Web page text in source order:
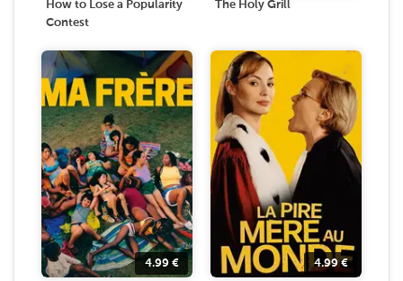
How to Lose a Popularity
Contest
The Holy Grill
4.99 € 4.99€